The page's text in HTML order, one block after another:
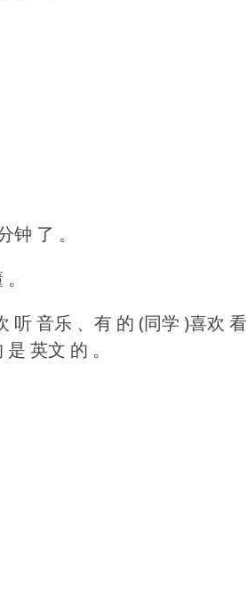
钟 了 。
听 音乐 、有 的 (同学 )喜欢 看
英文 的 。